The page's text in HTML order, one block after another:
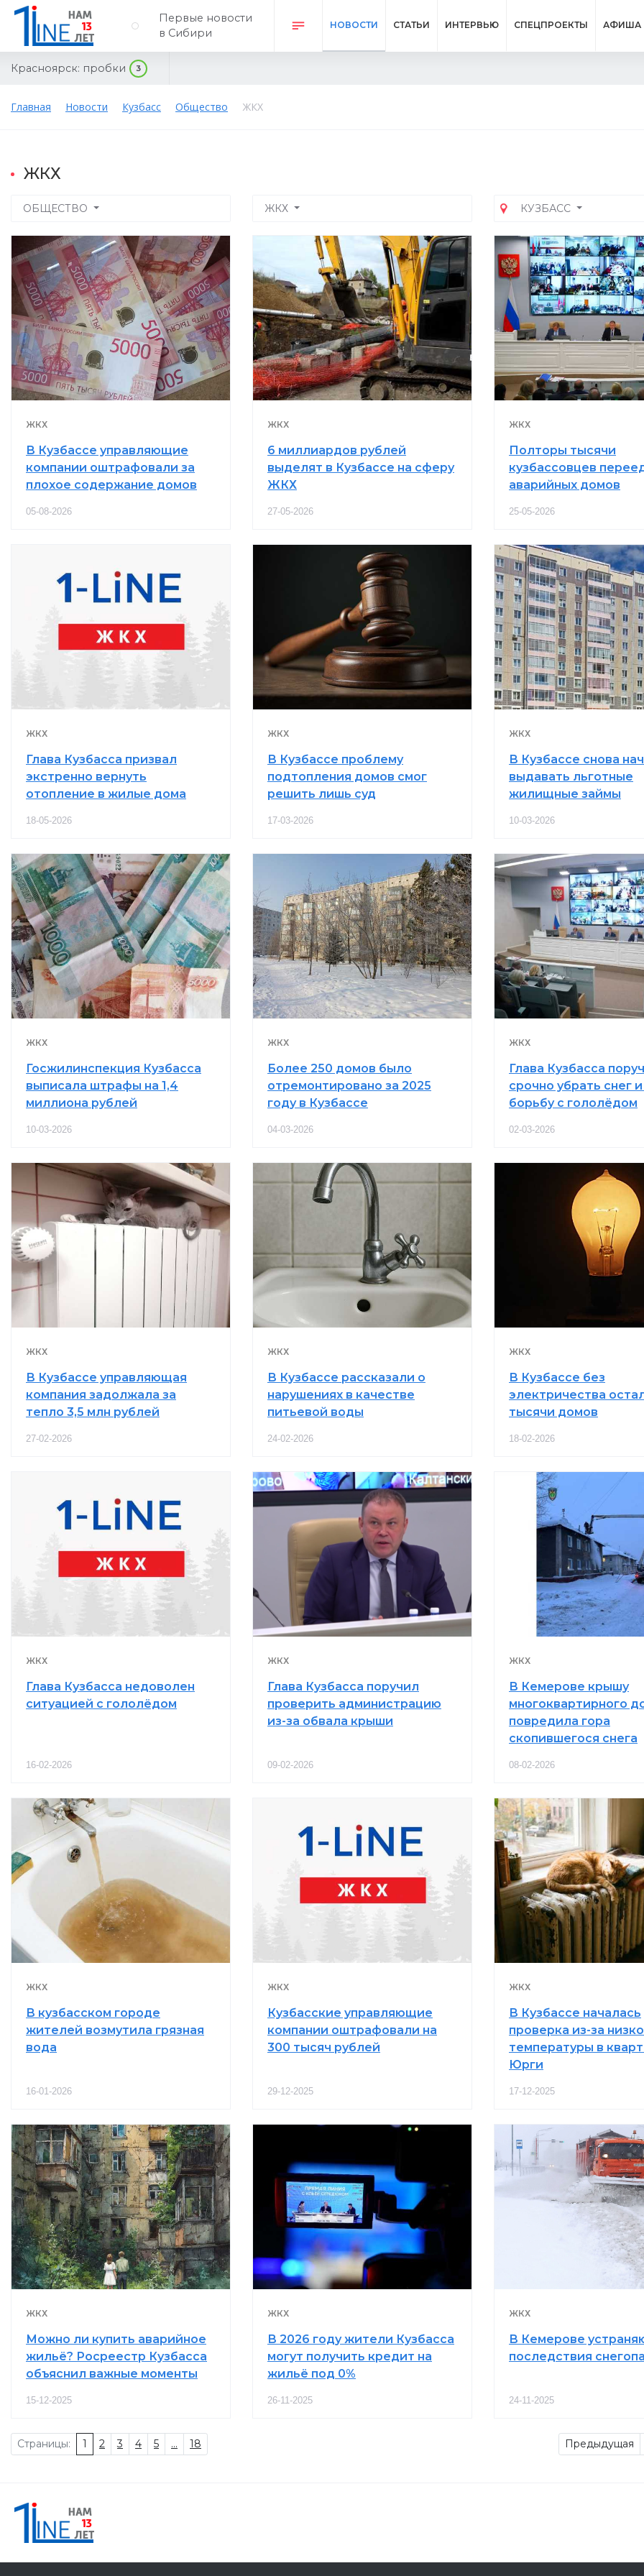
Первые новости
в Сибири
НОВОСТИ СТАТЬИ ИНТЕРВЬЮ СПЕЦПРОЕКТЫ АФИША
Красноярск: пробки 3
Главная Новости Кузбасс Общество ЖКХ
ЖКХ
ОБЩЕСТВО ЖКХ КУЗБАСС
ЖКХ
В Кузбассе управляющие
компании оштрафовали за
плохое содержание домов
05-08-2026
ЖКХ
6 миллиардов рублей
выделят в Кузбассе на сферу
ЖКХ
27-05-2026
ЖКХ
Полторы тысячи
кузбассовцев
аварийных домов
25-05-2026
ЖКХ
Глава Кузбасса призвал
экстренно вернуть
отопление в жилые дома
18-05-2026
ЖКХ
В Кузбассе проблему
подтопления домов смог
решить лишь суд
17-03-2026
ЖКХ
В Кузбассе снова
выдавать льготные
жилищные займы
10-03-2026
ЖКХ
Госжилинспекция Кузбасса
выписала штрафы на 1,4
миллиона рублей
10-03-2026
ЖКХ
Более 250 домов было
отремонтировано за 2025
году в Кузбассе
04-03-2026
ЖКХ
Глава Кузбасса
срочно убрать снег
борьбу с гололёдом
02-03-2026
ЖКХ
В Кузбассе управляющая
компания задолжала за
тепло 3,5 млн рублей
27-02-2026
ЖКХ
В Кузбассе рассказали о
нарушениях в качестве
питьевой воды
24-02-2026
ЖКХ
В Кузбассе без
электричества
тысячи домов
18-02-2026
ЖКХ
Глава Кузбасса недоволен
ситуацией с гололёдом
16-02-2026
ЖКХ
Глава Кузбасса поручил
проверить администрацию
из-за обвала крыши
09-02-2026
ЖКХ
В Кемерове крышу
многоквартирного
повредила гора
скопившегося снега
08-02-2026
ЖКХ
В кузбасском городе
жителей возмутила грязная
вода
16-01-2026
ЖКХ
Кузбасские управляющие
компании оштрафовали на
300 тысяч рублей
29-12-2025
ЖКХ
В Кузбассе началась
проверка из-за
температуры в
Юрги
17-12-2025
ЖКХ
Можно ли купить аварийное
жильё? Росреестр Кузбасса
объяснил важные моменты
15-12-2025
ЖКХ
В 2026 году жители Кузбасса
могут получить кредит на
жильё под 0%
26-11-2025
ЖКХ
В Кемерове
последствия
24-11-2025
Страницы: 1 2 3 4 5 ... 18 Предыдущая